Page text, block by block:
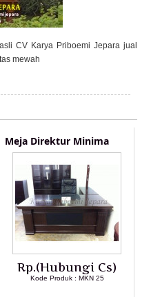
CV Karya Priboemi Jepara jual
mewah
Meja Direktur Minima
Rp.(Hubungi Cs)
Kode Produk : MKN 25